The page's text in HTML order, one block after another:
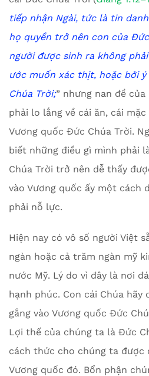
tiếp nhận Ngài, tức là tin
họ quyền trở nên con của
người được sinh ra không
ước muốn xác thịt, hoặc bởi
Chúa Trời;” nhưng nan đề
phải lo lắng về cái ăn, cái
Vương quốc Đức Chúa Trời.
biết những điều gì mình phải
Chúa Trời trở nên dễ thấy
vào Vương quốc ấy một cách
phải nỗ lực.
Hiện nay có vô số người Việt
ngàn hoặc cả trăm ngàn mỹ
nước Mỹ. Lý do vì đây là nơi
hạnh phúc. Con cái Chúa hãy
gắng vào Vương quốc Đức
Lợi thế của chúng ta là Đức
cách thức cho chúng ta
Vương quốc đó. Bổn phận